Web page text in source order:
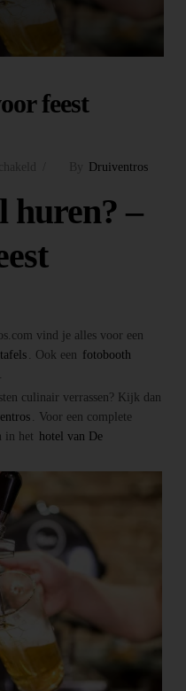
feest
By Druiventros
huren? –
vind je alles voor een
. Ook een fotobooth
culinair verrassen? Kijk dan
. Voor een complete
in het
hotel van De